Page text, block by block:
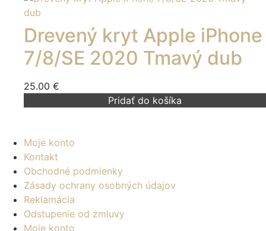
Drevený kryt Apple iPhone
7/8/SE 2020 Tmavý dub
25.00 €
Pridať do košíka
Moje konto
Kontakt
Obchodné podmienky
Zásady ochrany osobných údajov
Reklamácia
Odstupenie od zmluvy
Moje konto